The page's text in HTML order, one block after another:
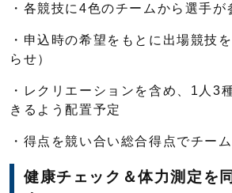
・各競技に4色のチームから選手が
・申込時の希望をもとに出場競技
らせ）
・レクリエーションを含め、1人3
きるよう配置予定
・得点を競い合い総合得点でチー
健康チェック＆体力測定を